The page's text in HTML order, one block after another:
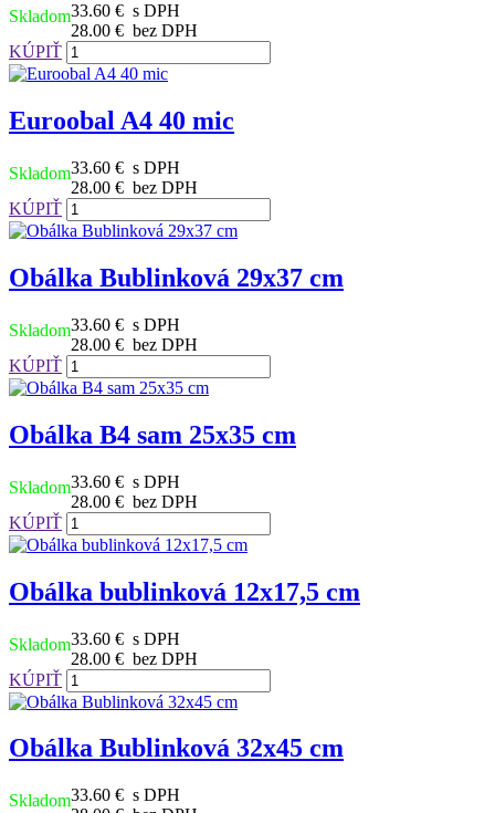
Skladom33.60 € s DPH
28.00 € bez DPH
KÚPIŤ
Euroobal A4 40 mic
Skladom33.60 € s DPH
28.00 € bez DPH
KÚPIŤ
Obálka Bublinková 29x37 cm
Skladom33.60 € s DPH
28.00 € bez DPH
KÚPIŤ
Obálka B4 sam 25x35 cm
Skladom33.60 € s DPH
28.00 € bez DPH
KÚPIŤ
Obálka bublinková 12x17,5 cm
Skladom33.60 € s DPH
28.00 € bez DPH
KÚPIŤ
Obálka Bublinková 32x45 cm
Skladom33.60 € s DPH